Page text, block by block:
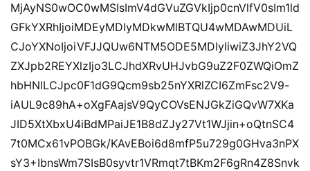
MjAyNS0wOC0wMSIsImV4dGVuZGVkIjp0cnVlfV0sIm1ld
GFkYXRhIjoiMDEyMDIyMDkwMlBTQU4wMDAwMDUiL
CJoYXNoIjoiVFJJQUw6NTM5ODE5MDIyIiwiZ3JhY2VQ
ZXJpb2REYXlzIjo3LCJhdXRvUHJvbG9uZ2F0ZWQiOmZ
hbHNlLCJpc0F1dG9Qcm9sb25nYXRlZCI6ZmFsc2V9-
iAUL9c89hA+oXgFAajsV9QyCOVsENJGkZiGQvW7XKa
JID5XtXbxU4iBdMPaiJE1B8dZJy27Vt1WJjin+oQtnSC4
7t0MCx61vPOBGk/KAvEBoi6d8mfP5u729g0GHva3nPX
sY3+IbnsWm7SIsB0syvtr1VRmqt7tBKm2F6gRn4Z8Snvk